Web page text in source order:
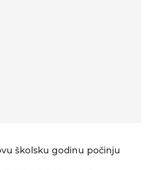
školsku godinu počinju